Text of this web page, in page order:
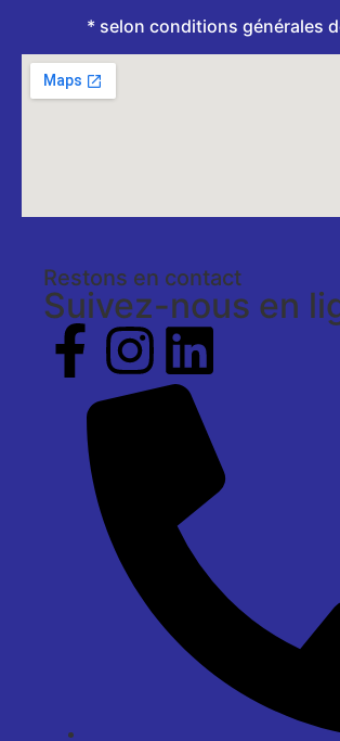
* selon conditions générales
Restons en contact
Suivez-nous en